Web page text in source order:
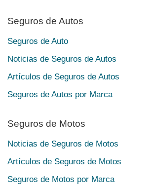
Seguros de Autos
Seguros de Auto
Noticias de Seguros de Autos
Artículos de Seguros de Autos
Seguros de Autos por Marca
Seguros de Motos
Noticias de Seguros de Motos
Artículos de Seguros de Motos
Seguros de Motos por Marca